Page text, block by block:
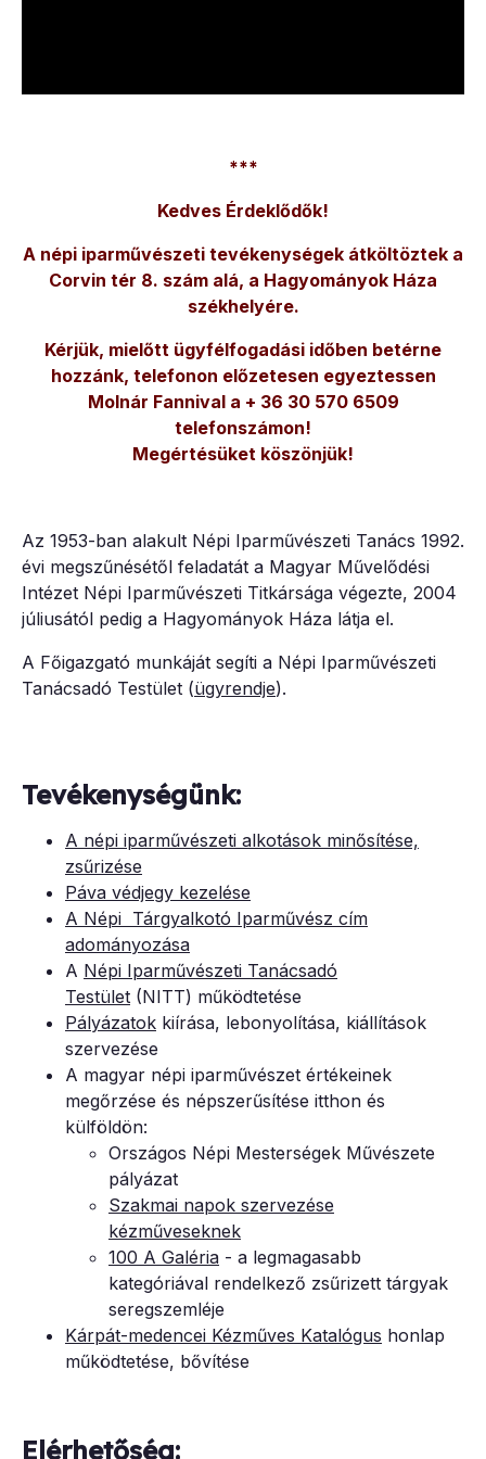
***
Kedves Érdeklődők!
A népi iparművészeti tevékenységek átköltöztek a
Corvin tér 8. szám alá, a Hagyományok Háza
székhelyére.
Kérjük, mielőtt ügyfélfogadási időben betérne
hozzánk, telefonon előzetesen egyeztessen
Molnár Fannival a + 36 30 570 6509
telefonszámon!
Megértésüket köszönjük!
Az 1953-ban alakult Népi Iparművészeti Tanács 1992.
évi megszűnésétől feladatát a Magyar Művelődési
Intézet Népi Iparművészeti Titkársága végezte, 2004
júliusától pedig a Hagyományok Háza látja el.
A Főigazgató munkáját segíti a Népi Iparművészeti
Tanácsadó Testület (ügyrendje).
Tevékenységünk:
A népi iparművészeti alkotások minősítése,
zsűrizése
Páva védjegy kezelése
A Népi Tárgyalkotó Iparművész cím
adományozása
A Népi Iparművészeti Tanácsadó
Testület (NITT) működtetése
Pályázatok kiírása, lebonyolítása, kiállítások
szervezése
A magyar népi iparművészet értékeinek
megőrzése és népszerűsítése itthon és
külföldön:
Országos Népi Mesterségek Művészete
pályázat
Szakmai napok szervezése
kézműveseknek
100 A Galéria - a legmagasabb
kategóriával rendelkező zsűrizett tárgyak
seregszemléje
Kárpát-medencei Kézműves Katalógus honlap
működtetése, bővítése
Elérhetőség: